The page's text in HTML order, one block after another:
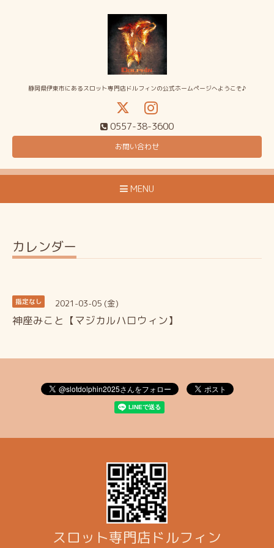
静岡県伊東市にあるスロット専門店ドルフィンの公式ホームページへようこそ♪
0557-38-3600
お問い合わせ
MENU
カレンダー
指定なし 2021-03-05 (金)
神座みこと【マジカルハロウィン】
スロット専門店ドルフィン